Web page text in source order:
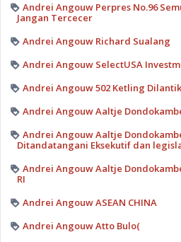
Andrei Angouw Perpres No.96
Jangan Tercecer
Andrei Angouw Richard Sualang
Andrei Angouw SelectUSA
Andrei Angouw 502 Ketling
Andrei Angouw Aaltje
Andrei Angouw Aaltje
Ditandatangani Eksekutif dan
Andrei Angouw Aaltje
RI
Andrei Angouw ASEAN CHINA
Andrei Angouw Atto Bulo(